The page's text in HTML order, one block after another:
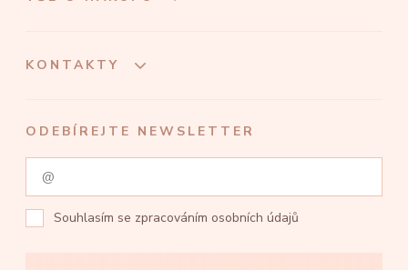
KONTAKTY
ODEBÍREJTE NEWSLETTER
Souhlasím se zpracováním osobních údajů